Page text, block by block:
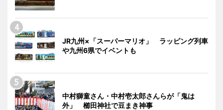
JR九州×「スーパーマリオ」 ラッピング列車
や九州6県でイベントも
中村獅童さん・中村壱太郎さんらが「鬼は
外」 櫛田神社で豆まき神事